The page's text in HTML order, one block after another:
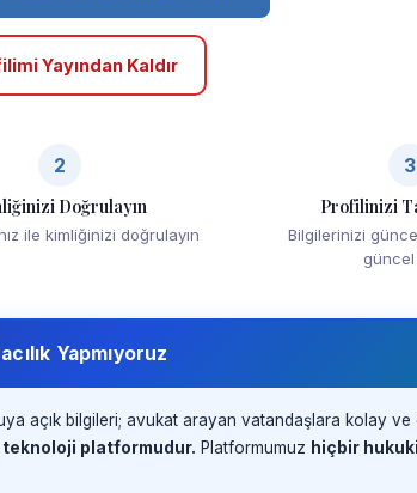
Yayından Kaldır
2
Doğrulayın
ile kimliğinizi doğrulayın
3
Profilinizi
Bilgilerinizi
Yapmıyoruz
açık bilgileri; avukat arayan vatandaşlara kolay ve
teknoloji platformudur. Platformumuz hiçbir